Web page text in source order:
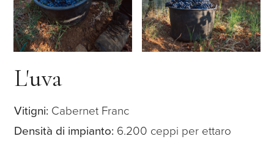
L'uva
Vitigni: Cabernet Franc
Densità di impianto: 6.200 ceppi per ettaro